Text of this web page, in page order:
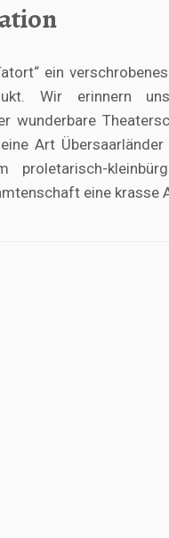
ein
Wir erinnern
wunderbare
Art
proletarisch-
eine krasse